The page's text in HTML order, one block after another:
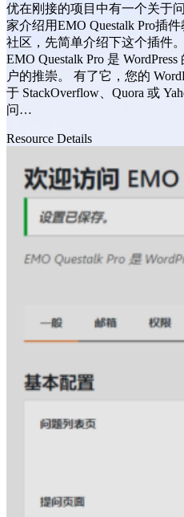
优在刚接的项目中有一个关于
家介绍用EMO Questalk Pro插
社区，先简单介绍下这个插件
EMO Questalk Pro 是
户的推崇。 有了它，您的
于 StackOverflow、Quora 或
问…
Resource Details